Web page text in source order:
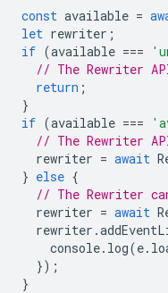
const available =
let rewriter ;
if (available ===
// The Rewriter
return ;
}
if (available ===
// The Rewriter
rewriter = await
} else {
// The Rewriter
rewriter = await
rewriter .
console. log(e.
});
}